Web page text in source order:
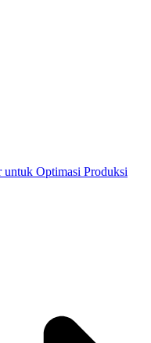
Optimasi Produksi